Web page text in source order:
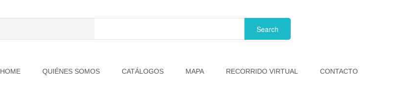
HOME QUIÉNES SOMOS CATÁLOGOS MAPA RECORRIDO VIRTUAL CONTACTO